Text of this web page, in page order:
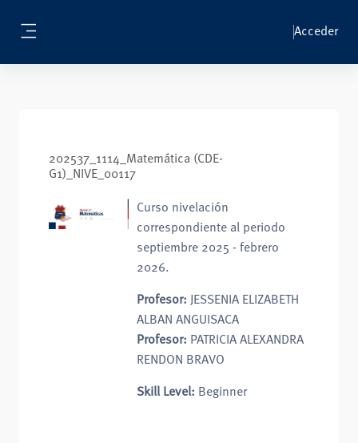
Acceder
202537_1114_Matemática (CDE-
G1)_NIVE_00117
Curso nivelación
correspondiente al periodo
septiembre 2025 - febrero
2026.
Profesor:
JESSENIA ELIZABETH
ALBAN ANGUISACA
Profesor: PATRICIA ALEXANDRA
RENDON BRAVO
Skill Level: Beginner